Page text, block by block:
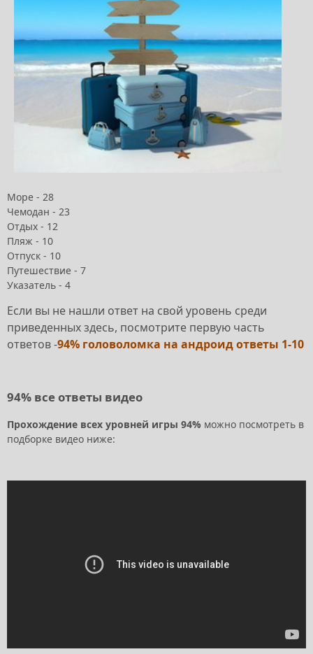
Море - 28
Чемодан - 23
Отдых - 12
Пляж - 10
Отпуск - 10
Путешествие - 7
Указатель - 4
Если вы не нашли ответ на свой уровень среди
приведенных здесь, посмотрите первую часть
ответов -94% головоломка на андроид ответы 1-10
94% все ответы видео
Прохождение всех уровней игры 94% можно посмотреть в
подборке видео ниже: